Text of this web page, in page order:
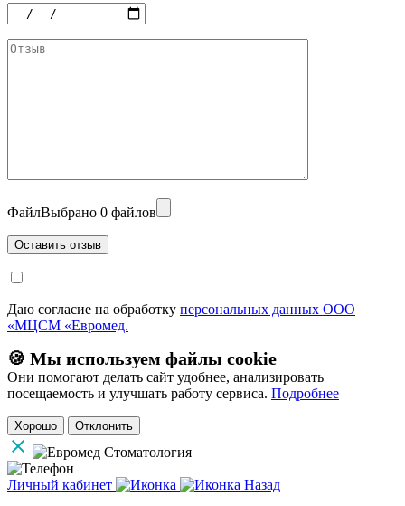
ФайлВыбрано 0 файлов
Даю согласие на обработку персональных данных ООО
«МЦСМ «Евромед.
🍪 Мы используем файлы cookie
Они помогают делать сайт удобнее, анализировать
посещаемость и улучшать работу сервиса. Подробнее
Хорошо Отклонить
Личный кабинет
Назад